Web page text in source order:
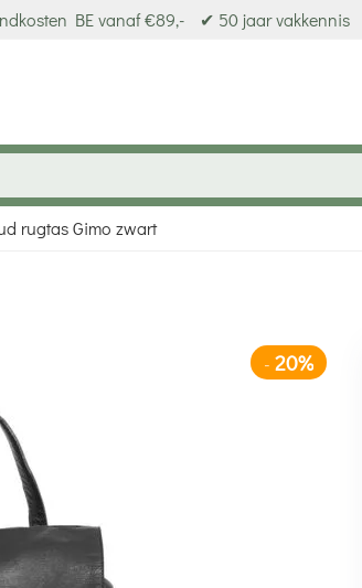
BE vanaf €89,- ✔ 50 jaar vakkennis
rugtas Gimo zwart